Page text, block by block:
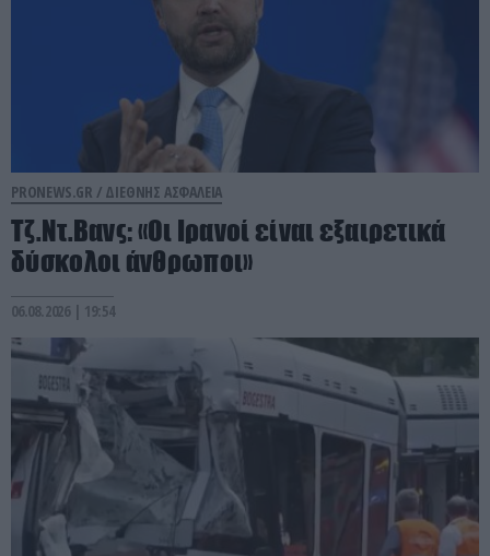
PRONEWS.GR / ΔΙΕΘΝΗΣ ΑΣΦΑΛΕΙΑ
Τζ.Ντ.Βανς: «Οι Ιρανοί είναι εξαιρετικά
δύσκολοι άνθρωποι»
06.08.2026 | 19:54